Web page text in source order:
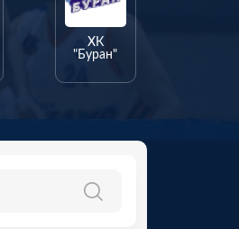
ХК
"Буран"